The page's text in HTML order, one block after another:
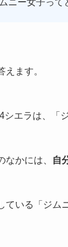
えます。
シエラは、「
なかには、 自
ている「ジム